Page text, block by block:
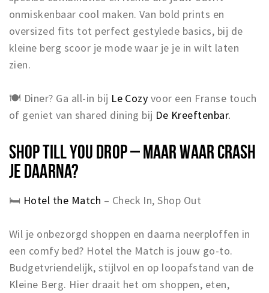
onmiskenbaar cool maken. Van bold prints en
oversized fits tot perfect gestylede basics, bij de
kleine berg scoor je mode waar je je in wilt laten
zien.
🍽 Diner? Ga all-in bij Le Cozy voor een Franse touch
of geniet van shared dining bij De Kreeftenbar.
SHOP TILL YOU DROP – MAAR WAAR CRASH
JE DAARNA?
🛏️ Hotel the Match – Check In, Shop Out
Wil je onbezorgd shoppen en daarna neerploffen in
een comfy bed? Hotel the Match is jouw go-to.
Budgetvriendelijk, stijlvol en op loopafstand van de
Kleine Berg. Hier draait het om shoppen, eten,